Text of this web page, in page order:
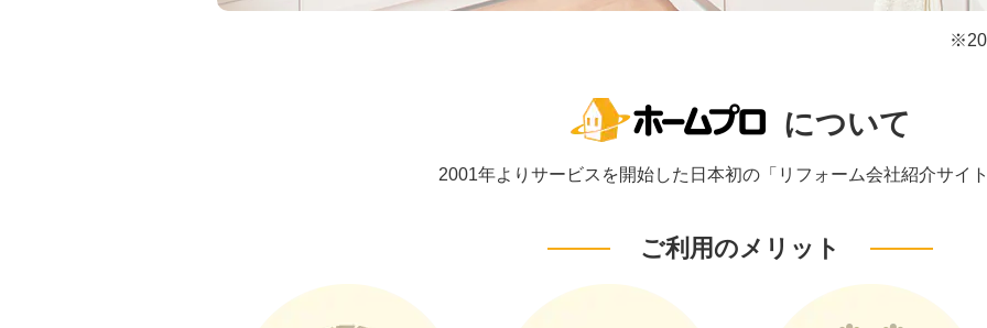
について
2001年よりサービスを開始した日本初の「リフォーム会社紹介サイ
ご利用のメリット